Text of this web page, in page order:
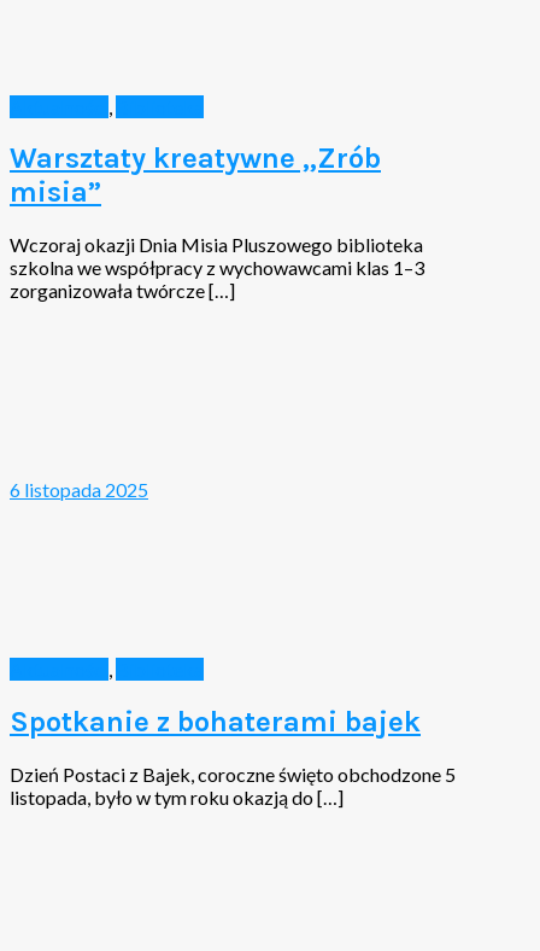
Warsztaty kreatywne „Zrób
misia”
Wczoraj okazji Dnia Misia Pluszowego biblioteka
szkolna we współpracy z wychowawcami klas 1–3
zorganizowała twórcze […]
6 listopada 2025
,
Spotkanie z bohaterami bajek
Dzień Postaci z Bajek, coroczne święto obchodzone 5
listopada, było w tym roku okazją do […]